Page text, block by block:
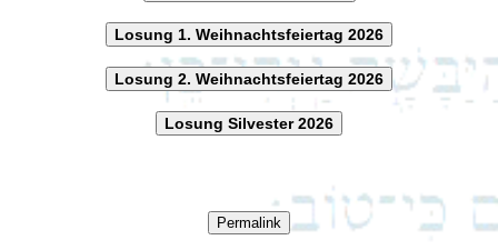
Losung 1. Weihnachtsfeiertag 2026
Losung 2. Weihnachtsfeiertag 2026
Losung Silvester 2026
Permalink